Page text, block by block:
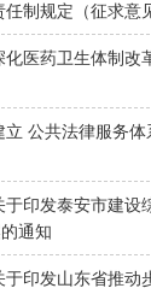
制规定（征求意
化医药卫生体制改
立 公共法律服务
印发泰安市建设
通知
印发山东省推动